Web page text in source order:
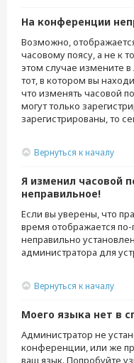
На конференции
Возможно,
часовому поясу, а не к
этом случае измените в
тот, в котором вы
что изменять часовой
могут только
зарегистрированы, то
Вернуться к началу
Я изменил часовой
неправильное!
Если вы уверены, что
время отображается
неправильно
администратора для
Вернуться к началу
Моего языка нет в
Администратор не
конференции, или же
ваш язык. Попробуйте